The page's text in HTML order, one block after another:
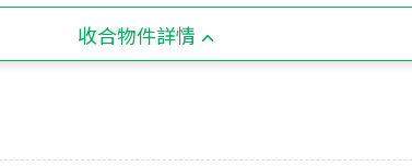
收合物件詳情